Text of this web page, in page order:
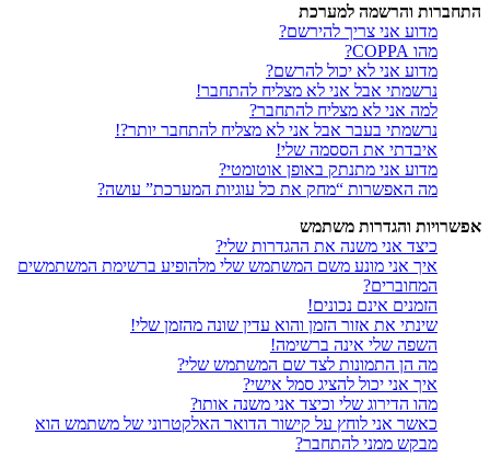
התחברות והרשמה למערכת
מדוע אני צריך להירשם?
מהו COPPA?
מדוע אני לא יכול להרשם?
נרשמתי אבל אני לא מצליח להתחבר!
למה אני לא מצליח להתחבר?
נרשמתי בעבר אבל אני לא מצליח להתחבר יותר?!
איבדתי את הססמה שלי!
מדוע אני מתנתק באופן אוטומטי?
מה האפשרות “מחק את כל עוגיות המערכת” עושה?
אפשרויות והגדרות משתמש
כיצד אני משנה את ההגדרות שלי?
איך אני מונע משם המשתמש שלי מלהופיע ברשימת המשתמשים
המחוברים?
הזמנים אינם נכונים!
שינתי את אזור הזמן והוא עדין שונה מהזמן שלי!
השפה שלי אינה ברשימה!
מה הן התמונות לצד שם המשתמש שלי?
איך אני יכול להציג סמל אישי?
מהו הדירוג שלי וכיצד אני משנה אותו?
כאשר אני לוחץ על קישור הדואר האלקטרוני של משתמש הוא
מבקש ממני להתחבר?